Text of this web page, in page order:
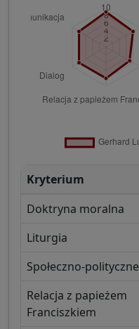
Kryterium
Doktryna moralna
Liturgia
Społeczno-polityczne
Relacja z papieżem
Franciszkiem